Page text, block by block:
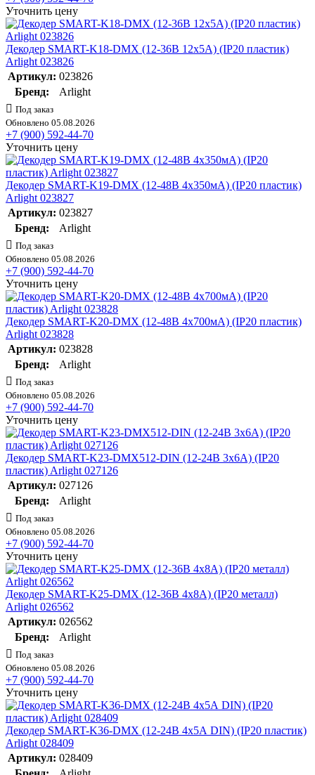
Уточнить цену
Декодер SMART-K18-DMX (12-36В 12х5А) (IP20 пластик)
Arlight 023826
Артикул: 023826
Бренд:
Arlight
Под заказ
Обновлено 05.08.2026
+7 (900) 592-44-70
Уточнить цену
Декодер SMART-K19-DMX (12-48В 4х350мА) (IP20 пластик)
Arlight 023827
Артикул: 023827
Бренд:
Arlight
Под заказ
Обновлено 05.08.2026
+7 (900) 592-44-70
Уточнить цену
Декодер SMART-K20-DMX (12-48В 4х700мА) (IP20 пластик)
Arlight 023828
Артикул: 023828
Бренд:
Arlight
Под заказ
Обновлено 05.08.2026
+7 (900) 592-44-70
Уточнить цену
Декодер SMART-K23-DMX512-DIN (12-24В 3х6А) (IP20
пластик) Arlight 027126
Артикул: 027126
Бренд:
Arlight
Под заказ
Обновлено 05.08.2026
+7 (900) 592-44-70
Уточнить цену
Декодер SMART-K25-DMX (12-36В 4х8А) (IP20 металл)
Arlight 026562
Артикул: 026562
Бренд:
Arlight
Под заказ
Обновлено 05.08.2026
+7 (900) 592-44-70
Уточнить цену
Декодер SMART-K36-DMX (12-24В 4х5А DIN) (IP20 пластик)
Arlight 028409
Артикул: 028409